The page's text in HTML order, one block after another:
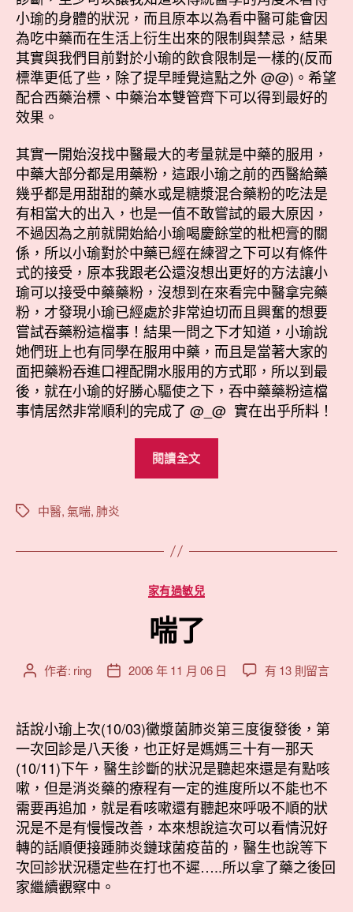
小瑜的身體的狀況，而且原本以為看中醫可能會因
為吃中藥而在生活上衍生出來的限制與禁忌，結果
其實與我們目前對於小瑜的飲食限制是一樣的(反而
標準更低了些，除了提早睡覺這點之外 @@)。希望
配合西藥治標、中藥治本雙管齊下可以得到最好的
效果。
其實一開始沒找中醫最大的考量就是中藥的服用，
中藥大部分都是用藥粉，這跟小瑜之前的西醫給藥
幾乎都是用甜甜的藥水或是糖漿混合藥粉的吃法是
有相當大的出入，也是一值不敢嘗試的最大原因，
不過因為之前就開始給小瑜喝慶餘堂的枇杷膏的關
係，所以小瑜對於中藥已經在練習之下可以有條件
式的接受，原本我跟老公還沒想出更好的方法讓小
瑜可以接受中藥藥粉，沒想到在來看完中醫拿完藥
粉，才發現小瑜已經處於非常迫切而且興奮的想要
嘗試吞藥粉這檔事！結果一問之下才知道，小瑜說
她們班上也有同學在服用中藥，而且是當著大家的
面把藥粉吞進口裡配開水服用的方式耶，所以到最
後，就在小瑜的好勝心驅使之下，吞中藥藥粉這檔
事情居然非常順利的完成了 @_@ 實在出乎所料！
閱讀全文
標
中醫,氣喘, 肺炎
分
類
家有過敏兒
喘了
文
者
作者: ring
文
佈
日
期
2006 年 11 月 06 日
在
中
有 13 則留言
話說小瑜上次(10/03)黴漿菌肺炎第三度復發後，第
一次回診是八天後，也正好是媽媽三十有一那天
(10/11)下午，醫生診斷的狀況是聽起來還是有點咳
嗽，但是消炎藥的療程有一定的進度所以不能也不
需要再追加，就是看咳嗽還有聽起來呼吸不順的狀
況是不是有慢慢改善，本來想說這次可以看情況好
轉的話順便接踵肺炎鏈球菌疫苗的，醫生也說等下
次回診狀況穩定些在打也不遲…..所以拿了藥之後回
家繼續觀察中。